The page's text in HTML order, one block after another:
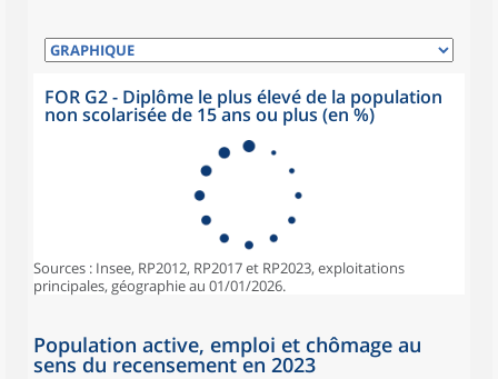
FOR G2 - Diplôme le plus élevé de la population
non scolarisée de 15 ans ou plus (en %)
Sources : Insee, RP2012, RP2017 et RP2023, exploitations
principales, géographie au 01/01/2026.
Population active, emploi et chômage au
sens du recensement en 2023